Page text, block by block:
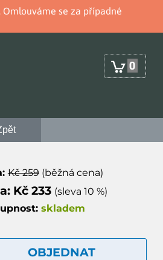
se za případné
0
Kč 259(běžná cena)
Kč 233 (sleva 10 %)
skladem
OBJEDNAT